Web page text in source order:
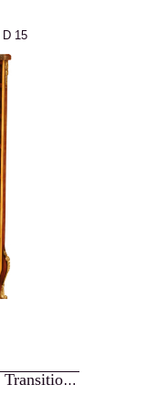
D 15
Chest of 5 drawers Maurepas Transition style